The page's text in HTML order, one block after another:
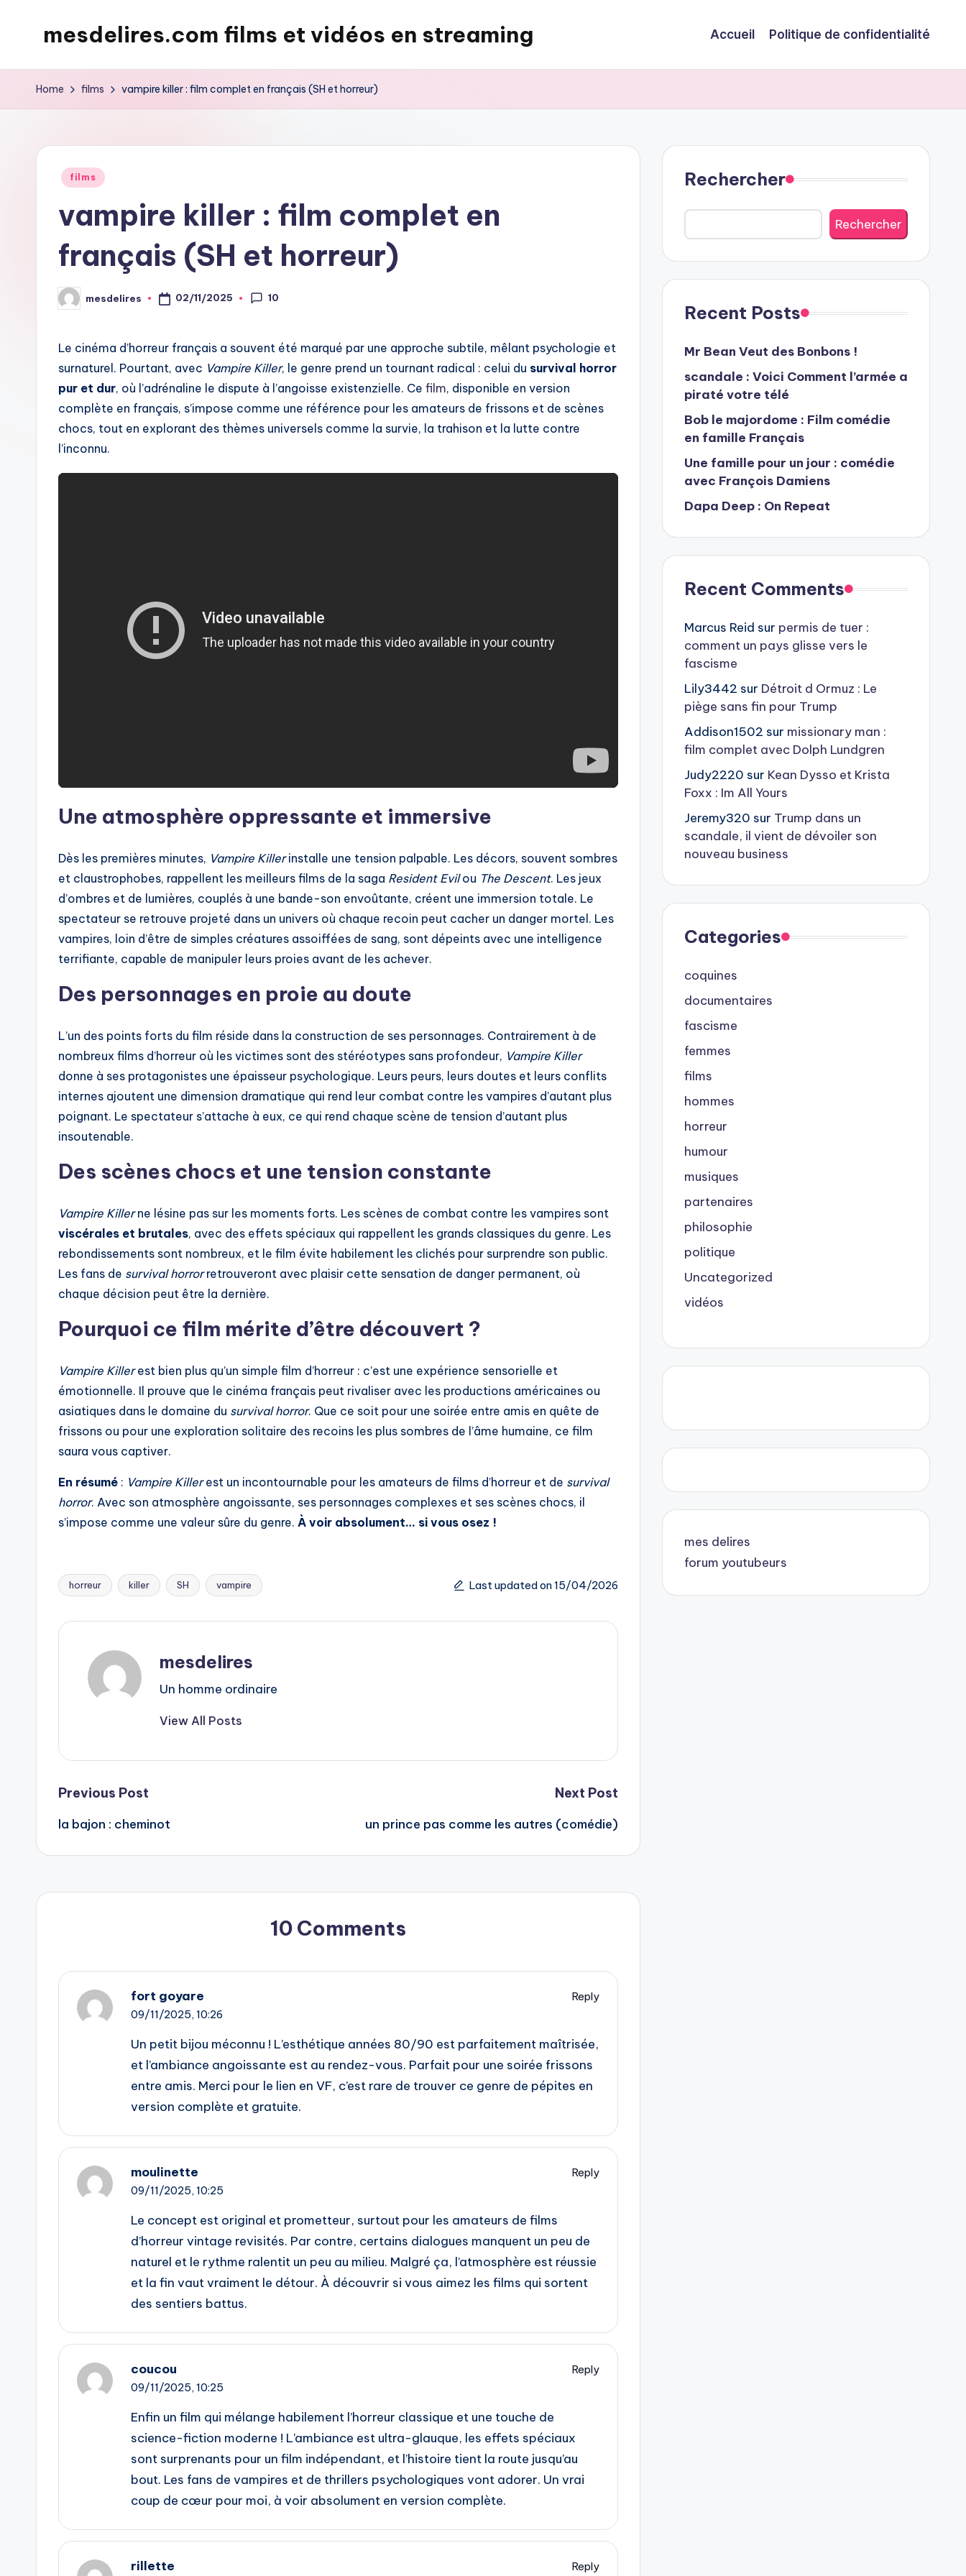
mesdelires.com films et vidéos en streaming
:
video
complet
français
Accueil Politique de confidentialité
Home films vampire killer : film complet en français (SH et horreur)
Posted
films
vampire killer : film complet en
français (SH et horreur)
Posted
by
mesdelires 02/11/2025 10
Le cinéma d’horreur français a souvent été marqué par une approche subtile, mêlant psychologie et
surnaturel. Pourtant, avec Vampire Killer, le genre prend un tournant radical : celui du survival horror
pur et dur, où l’adrénaline le dispute à l’angoisse existenzielle. Ce film, disponible en version
complète en français, s’impose comme une référence pour les amateurs de frissons et de scènes
chocs, tout en explorant des thèmes universels comme la survie, la trahison et la lutte contre
l’inconnu.
Une atmosphère oppressante et immersive
Dès les premières minutes, Vampire Killerinstalle une tension palpable. Les décors, souvent sombres
et claustrophobes, rappellent les meilleurs films de la saga Resident Evilou The Descent. Les jeux
d’ombres et de lumières, couplés à une bande-son envoûtante, créent une immersion totale. Le
spectateur se retrouve projeté dans un univers où chaque recoin peut cacher un danger mortel. Les
vampires, loin d’être de simples créatures assoiffées de sang, sont dépeints avec une intelligence
terrifiante, capable de manipuler leurs proies avant de les achever.
Des personnages en proie au doute
L’un des points forts du film réside dans la construction de ses personnages. Contrairement à de
nombreux films d’horreur où les victimes sont des stéréotypes sans profondeur, Vampire Killer
donne à ses protagonistes une épaisseur psychologique. Leurs peurs, leurs doutes et leurs conflits
internes ajoutent une dimension dramatique qui rend leur combat contre les vampires d’autant plus
poignant. Le spectateur s’attache à eux, ce qui rend chaque scène de tension d’autant plus
insoutenable.
Des scènes chocs et une tension constante
Vampire Killerne lésine pas sur les moments forts. Les scènes de combat contre les vampires sont
viscérales et brutales, avec des effets spéciaux qui rappellent les grands classiques du genre. Les
rebondissements sont nombreux, et le film évite habilement les clichés pour surprendre son public.
Les fans de survival horrorretrouveront avec plaisir cette sensation de danger permanent, où
chaque décision peut être la dernière.
Pourquoi ce film mérite d’être découvert ?
Vampire Killerest bien plus qu’un simple film d’horreur : c’est une expérience sensorielle et
émotionnelle. Il prouve que le cinéma français peut rivaliser avec les productions américaines ou
asiatiques dans le domaine du survival horror. Que ce soit pour une soirée entre amis en quête de
frissons ou pour une exploration solitaire des recoins les plus sombres de l’âme humaine, ce film
saura vous captiver.
En résumé : Vampire Killerest un incontournable pour les amateurs de films d’horreur et de survival
horror. Avec son atmosphère angoissante, ses personnages complexes et ses scènes chocs, il
s’impose comme une valeur sûre du genre. À voir absolument… si vous osez !
Tags:
horreur killer SH vampire Last updated on 15/04/2026
mesdelires
Un homme ordinaire
View All Posts
Post
navigation
Previous Post
la bajon : cheminot
Next Post
un prince pas comme les autres (comédie)
10 Comments
fort goyare
Reply
09/11/2025, 10:26
Un petit bijou méconnu ! L’esthétique années 80/90 est parfaitement maîtrisée,
et l’ambiance angoissante est au rendez-vous. Parfait pour une soirée frissons
entre amis. Merci pour le lien en VF, c’est rare de trouver ce genre de pépites en
version complète et gratuite.
moulinette
Reply
09/11/2025, 10:25
Le concept est original et prometteur, surtout pour les amateurs de films
d’horreur vintage revisités. Par contre, certains dialogues manquent un peu de
naturel et le rythme ralentit un peu au milieu. Malgré ça, l’atmosphère est réussie
et la fin vaut vraiment le détour. À découvrir si vous aimez les films qui sortent
des sentiers battus.
coucou
Reply
09/11/2025, 10:25
Enfin un film qui mélange habilement l’horreur classique et une touche de
science-fiction moderne ! L’ambiance est ultra-glauque, les effets spéciaux
sont surprenants pour un film indépendant, et l’histoire tient la route jusqu’au
bout. Les fans de vampires et de thrillers psychologiques vont adorer. Un vrai
coup de cœur pour moi, à voir absolument en version complète.
rillette Reply
Rechercher
Rechercher
Recent Posts
Mr Bean Veut des Bonbons !
scandale : Voici Comment l’armée a
piraté votre télé
Bob le majordome : Film comédie
en famille Français
Une famille pour un jour : comédie
avec François Damiens
Dapa Deep : On Repeat
Recent Comments
Marcus Reid sur permis de tuer :
comment un pays glisse vers le
fascisme
Lily3442 sur Détroit d Ormuz : Le
piège sans fin pour Trump
Addison1502 sur missionary man :
film complet avec Dolph Lundgren
Judy2220 sur Kean Dysso et Krista
Foxx : Im All Yours
Jeremy320 sur Trump dans un
scandale, il vient de dévoiler son
nouveau business
Categories
coquines
documentaires
fascisme
femmes
films
hommes
horreur
humour
musiques
partenaires
philosophie
politique
Uncategorized
vidéos
mes delires
forum youtubeurs